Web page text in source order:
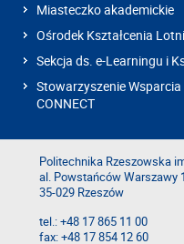
Miasteczko akademickie
Ośrodek Kształcenia
Sekcja ds. e-Learningu i
Stowarzyszenie
CONNECT
Politechnika Rzeszowska
al. Powstańców Warszawy
35-029 Rzeszów
tel.: +48 17 865 11 00
fax: +48 17 854 12 60